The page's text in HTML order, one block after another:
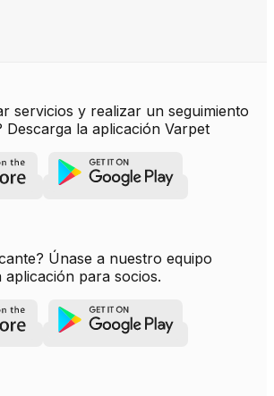
servicios y realizar un seguimiento
Descarga la aplicación Varpet
Únase a nuestro equipo
aplicación para socios.